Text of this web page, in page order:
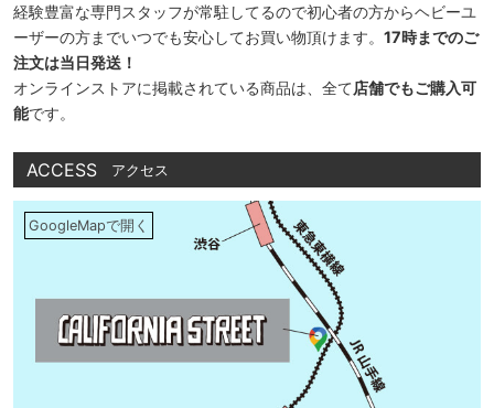
経験豊富な専門スタッフが常駐してるので初心者の方からヘビーユ
ーザーの方までいつでも安心してお買い物頂けます。 17時までのご
注文は当日発送！
オンラインストアに掲載されている商品は、全て店舗でもご購入可
能です。
ACCESS アクセス
GoogleMapで開く